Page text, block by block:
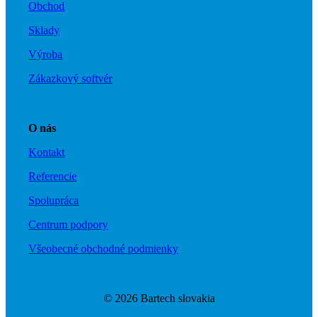
Obchod
Sklady
Výroba
Zákazkový softvér
O nás
Kontakt
Referencie
Spolupráca
Centrum podpory
Všeobecné obchodné podmienky
© 2026 Bartech slovakia